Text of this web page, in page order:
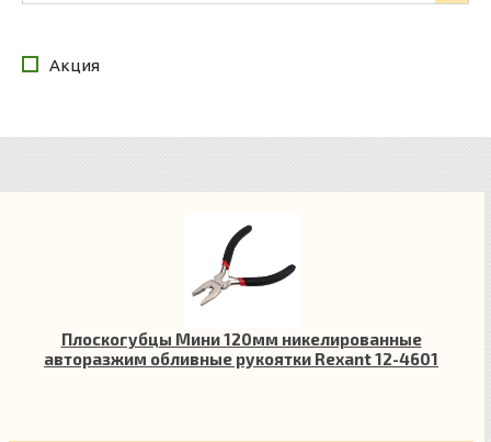
Акция
Плоскогубцы Мини 120мм никелированные
авторазжим обливные рукоятки Rexant 12-4601